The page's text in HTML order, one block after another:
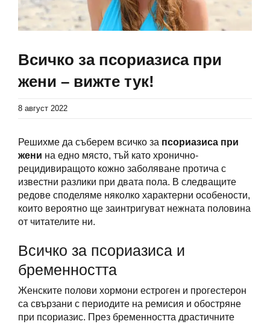
Всичко за псориазиса при
жени – вижте тук!
8 август 2022
Решихме да съберем всичко за псориазиса при
жени на едно място, тъй като хронично-
рецидивиращото кожно заболяване протича с
известни разлики при двата пола. В следващите
редове споделяме няколко характерни особености,
които вероятно ще заинтригуват нежната половина
от читателите ни.
Всичко за псориазиса и
бременността
Женските полови хормони естроген и прогестерон
са свързани с периодите на ремисия и обостряне
при псориазис. През бременността драстичните